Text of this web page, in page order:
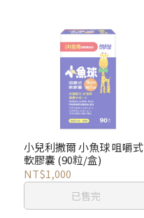
小兒利撒爾 小魚球 咀嚼式
軟膠囊 (90粒/盒)
NT$1,000
已售完